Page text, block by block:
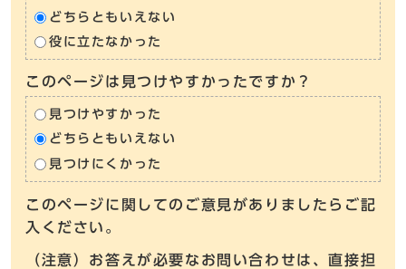
どちらともいえない
役に立たなかった
このページは見つけやすかったですか？
見つけやすかった
どちらともいえない
見つけにくかった
このページに関してのご意見がありましたらご記
入ください。
（注意）お答えが必要なお問い合わせは、直接担